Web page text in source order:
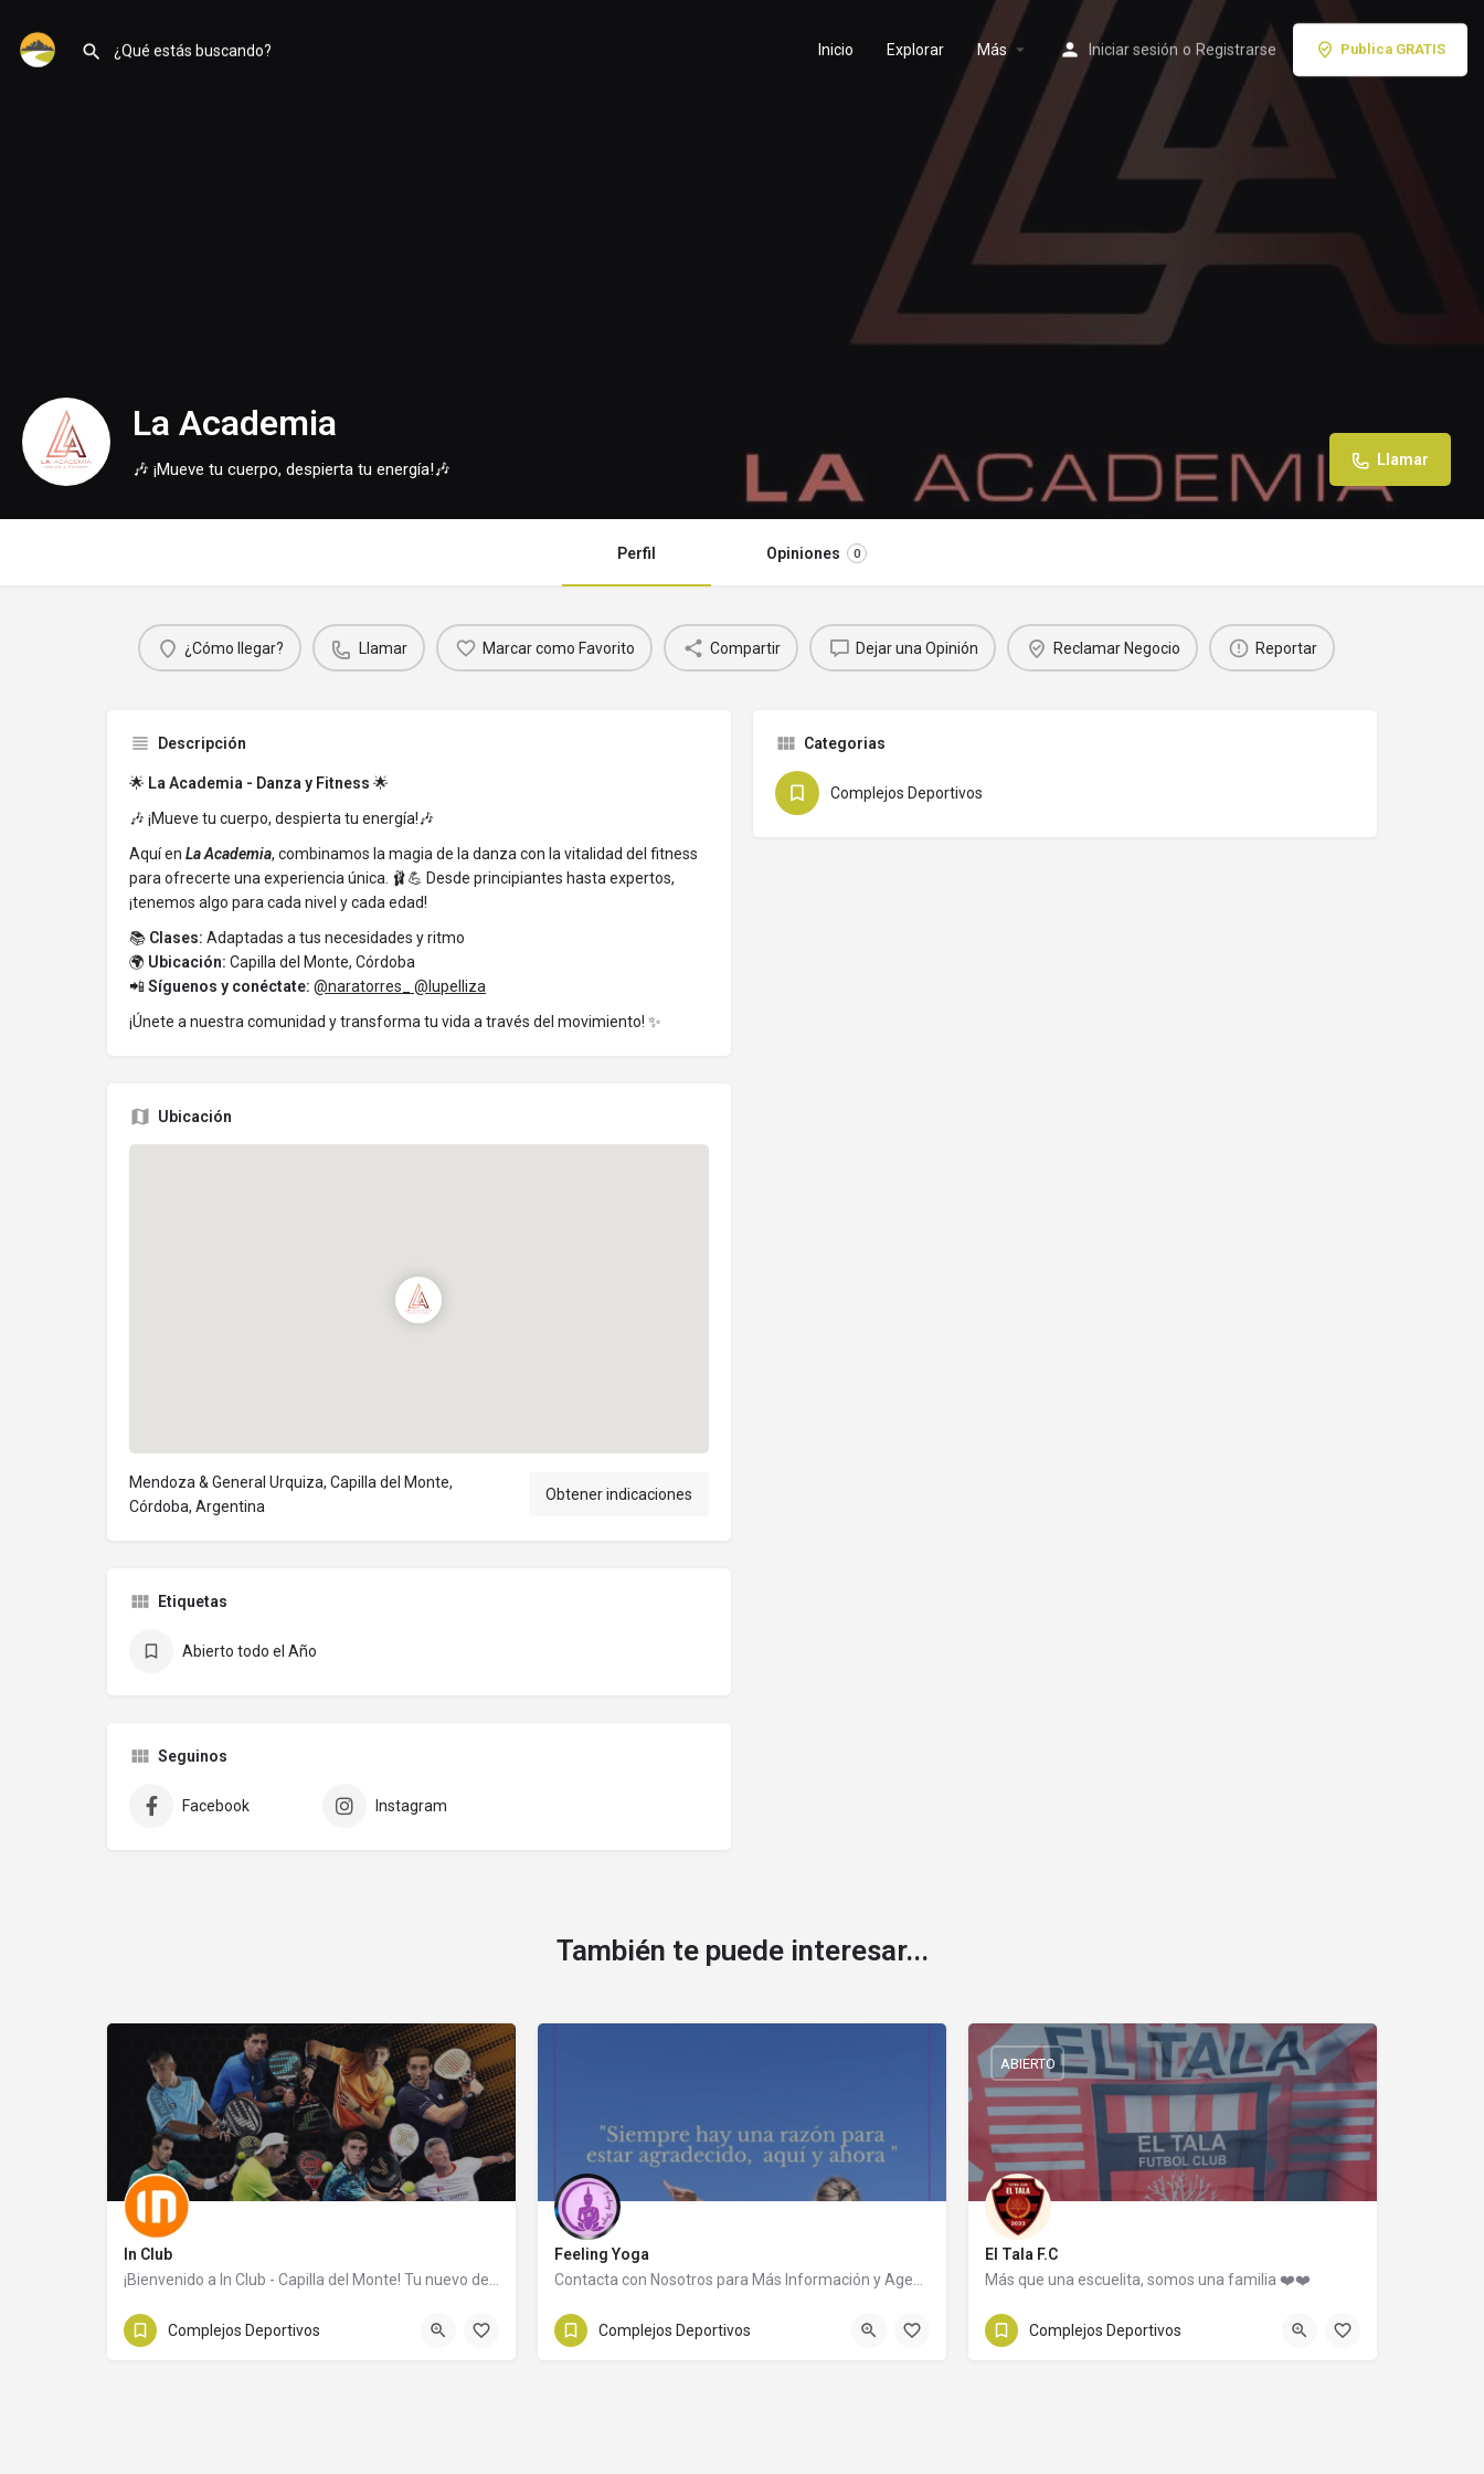
Inicio Explorar Más Iniciar sesión o Registrarse Publica GRATIS
La Academia
🎶 ¡Mueve tu cuerpo, despierta tu energía!🎶 Llamar
Perfil Opiniones 0
¿Cómo llegar? Llamar Marcar como Favorito Compartir Dejar una Opinión Reclamar Negocio Reportar
Descripción
🌟 La Academia - Danza y Fitness 🌟
🎶 ¡Mueve tu cuerpo, despierta tu energía!🎶
Aquí en La Academia, combinamos la magia de la danza con la vitalidad del fitness
para ofrecerte una experiencia única. 🩰💪 Desde principiantes hasta expertos,
¡tenemos algo para cada nivel y cada edad!
📚 Clases: Adaptadas a tus necesidades y ritmo
🌍 Ubicación: Capilla del Monte, Córdoba
📲Síguenos y conéctate: @naratorres_
@lupelliza
¡Únete a nuestra comunidad y transforma tu vida a través del movimiento! ✨
Ubicación
Mendoza & General Urquiza, Capilla del Monte,
Córdoba, Argentina
Obtener indicaciones
Etiquetas
Abierto todo el Año
Seguinos
Facebook Instagram
Categorias
Complejos Deportivos
También te puede interesar...
In Club
¡Bienvenido a In Club - Capilla del Monte! Tu nuevo destino para el pádel en Capilla del Monte,…
3548439581
Complejos Deportivos
Feeling Yoga
Contacta con Nosotros para Más Información y Agenda tu Clase
Complejos Deportivos
El Tala F.C
Más que una escuelita, somos una familia ❤️❤️
3548549188
ABIERTO
Complejos Deportivos